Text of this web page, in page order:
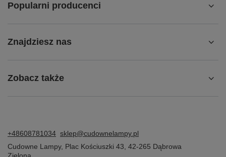
Popularni producenci
Znajdziesz nas
Zobacz także
+48608781034 sklep@cudownelampy.pl
Cudowne Lampy, Plac Kościuszki 43, 42-265 Dąbrowa